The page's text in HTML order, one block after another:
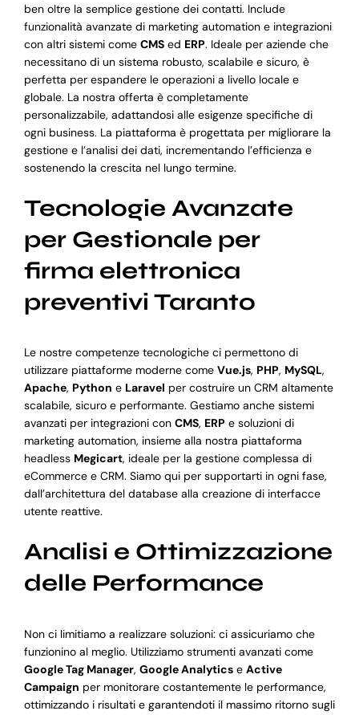
ben oltre la semplice gestione dei contatti. Include
funzionalità avanzate di marketing automation e integrazioni
con altri sistemi come CMSed ERP. Ideale per aziende che
necessitano di un sistema robusto, scalabile e sicuro, è
perfetta per espandere le operazioni a livello locale e
globale. La nostra offerta è completamente
personalizzabile, adattandosi alle esigenze specifiche di
ogni business. La piattaforma è progettata per migliorare la
gestione e l’analisi dei dati, incrementando l’efficienza e
sostenendo la crescita nel lungo termine.
Tecnologie Avanzate
per Gestionale per
firma elettronica
preventivi Taranto
Le nostre competenze tecnologiche ci permettono di
utilizzare piattaforme moderne come Vue.js, PHP, MySQL,
Apache, Python e Laravel per costruire un CRM altamente
scalabile, sicuro e performante. Gestiamo anche sistemi
avanzati per integrazioni con CMS, ERPe soluzioni di
marketing automation, insieme alla nostra piattaforma
headless Megicart, ideale per la gestione complessa di
eCommerce e CRM. Siamo qui per supportarti in ogni fase,
dall’architettura del database alla creazione di interfacce
utente reattive.
Analisi e Ottimizzazione
delle Performance
Non ci limitiamo a realizzare soluzioni: ci assicuriamo che
funzionino al meglio. Utilizziamo strumenti avanzati come
Google Tag Manager, Google Analyticse Active
Campaign per monitorare costantemente le performance,
ottimizzando i risultati e garantendoti il massimo ritorno sugli